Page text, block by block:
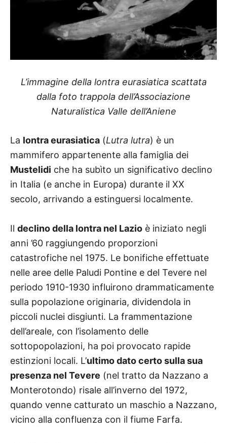
L’immagine della lontra eurasiatica scattata
dalla foto trappola dell’Associazione
Naturalistica Valle dell’Aniene
La lontra eurasiatica (Lutra lutra) è un
mammifero appartenente alla famiglia dei
Mustelidi che ha subìto un significativo declino
in Italia (e anche in Europa) durante il XX
secolo, arrivando a estinguersi localmente.
Il declino della lontra nel Lazio è iniziato negli
anni ’60 raggiungendo proporzioni
catastrofiche nel 1975. Le bonifiche effettuate
nelle aree delle Paludi Pontine e del Tevere nel
periodo 1910-1930 influirono drammaticamente
sulla popolazione originaria, dividendola in
piccoli nuclei disgiunti. La frammentazione
dell’areale, con l’isolamento delle
sottopopolazioni, ha poi provocato rapide
estinzioni locali. L’ultimo dato certo sulla sua
presenza nel Tevere (nel tratto da Nazzano a
Monterotondo) risale all’inverno del 1972,
quando venne catturato un maschio a Nazzano,
vicino alla confluenza con il fiume Farfa.